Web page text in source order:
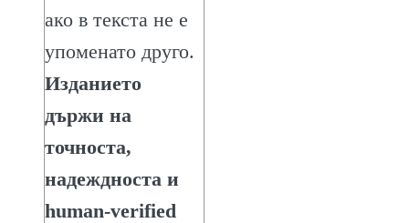
ако в текста не е
упоменато друго.
Изданието
държи на
точноста,
надеждноста и
human-verified